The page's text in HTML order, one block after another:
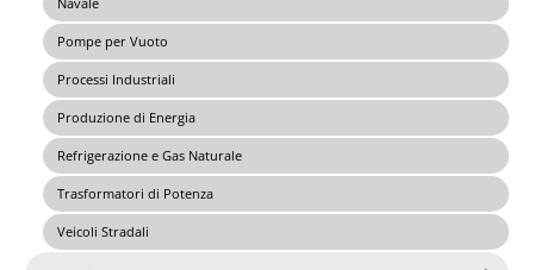
Pompe per Vuoto
Processi Industriali
Produzione di Energia
Refrigerazione e Gas Naturale
Trasformatori di Potenza
Veicoli Stradali